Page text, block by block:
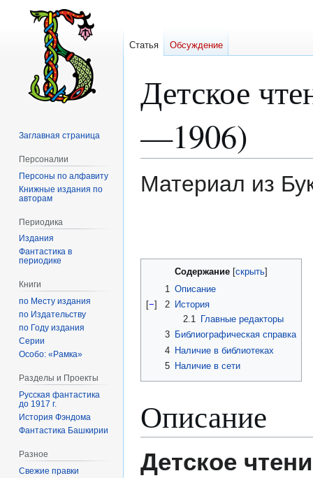
Детское
—1906)
Материал из
Содержание
1 Описание
[−] 2
История
2.1
Главные редакторы
3
Библиографическая справка
4 Наличие в библиотеках
5
Наличие в сети
Описание
Детское
Статья Обсуждение
Заглавная страница
Персоналии
Персоны по алфавиту
Книжные издания по
авторам
Периодика
Издания
Фантастика в
периодике
Книги
по Месту издания
по Издательству
по Году издания
Серии
Особо: «Рамка»
Разделы и Проекты
Русская фантастика
до 1917 г.
История Фэндома
Фантастика Башкирии
Разное
Свежие правки